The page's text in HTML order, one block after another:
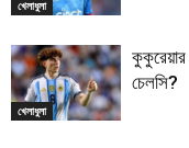
খেলাধুলা
খেলাধুলা
চেলসি?